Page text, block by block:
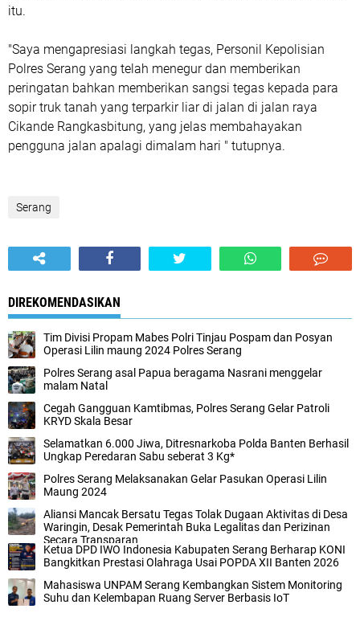
itu.
"Saya mengapresiasi langkah tegas, Personil Kepolisian
Polres Serang yang telah menegur dan memberikan
peringatan bahkan memberikan sangsi tegas kepada para
sopir truk tanah yang terparkir liar di jalan di jalan raya
Cikande Rangkasbitung, yang jelas membahayakan
pengguna jalan apalagi dimalam hari " tutupnya.
Serang
DIREKOMENDASIKAN
Tim Divisi Propam Mabes Polri Tinjau Pospam dan Posyan
Operasi Lilin maung 2024 Polres Serang
Polres Serang asal Papua beragama Nasrani menggelar
malam Natal
Cegah Gangguan Kamtibmas, Polres Serang Gelar Patroli
KRYD Skala Besar
Selamatkan 6.000 Jiwa, Ditresnarkoba Polda Banten Berhasil
Ungkap Peredaran Sabu seberat 3 Kg*
Polres Serang Melaksanakan Gelar Pasukan Operasi Lilin
Maung 2024
Aliansi Mancak Bersatu Tegas Tolak Dugaan Aktivitas di Desa
Waringin, Desak Pemerintah Buka Legalitas dan Perizinan
Secara Transparan
Ketua DPD IWO Indonesia Kabupaten Serang Berharap KONI
Bangkitkan Prestasi Olahraga Usai POPDA XII Banten 2026
Mahasiswa UNPAM Serang Kembangkan Sistem Monitoring
Suhu dan Kelembapan Ruang Server Berbasis IoT